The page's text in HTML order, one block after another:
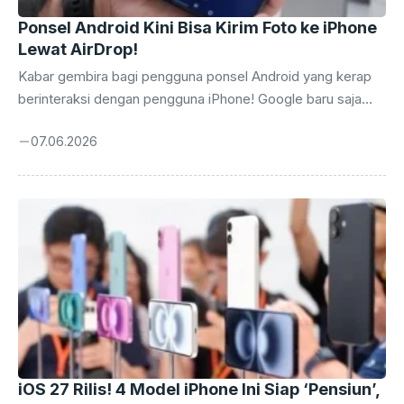
Ponsel Android Kini Bisa Kirim Foto ke iPhone
Lewat AirDrop!
Kabar gembira bagi pengguna ponsel Android yang kerap
berinteraksi dengan pengguna iPhone! Google baru saja
ponsel Android untuk berbagi foto dan file lainnya ke
pintu interoperabilitas antar ekosistem yang sebelumnya
terasa sangat terkotak-kotak. Selama bertahun-tahun,
pengguna Android dan iPhone seringkali merasa terisolasi
ketika ingin berbagi konten. Fitur AirDrop yang menjadi
andalan iPhone memang terbukti sangat efisien, namun
sayangnya hanya ...
07.06.2026
iOS 27 Rilis! 4 Model iPhone Ini Siap ‘Pensiun’,